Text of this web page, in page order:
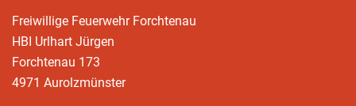
Freiwillige Feuerwehr Forchtenau
HBI Urlhart Jürgen
Forchtenau 173
4971 Aurolzmünster